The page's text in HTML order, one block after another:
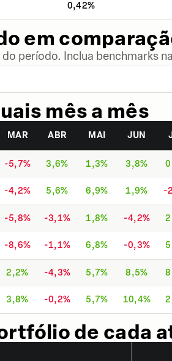
0,42%
em
período. Inclua benchmarks
mês a mês
MAR ABR MAI JUN
-5,7% 3,6% 1,3% 3,8%
-4,2% 5,6% 6,9% 1,9% -
-5,8% -3,1% 1,8% -4,2%
-8,6% -1,1% 6,8% -0,3%
2,2% -4,3% 5,7% 8,5%
3,8% -0,2% 5,7% 10,4%
de cada